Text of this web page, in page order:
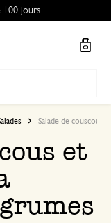
100 jours
Salade de couscous
et